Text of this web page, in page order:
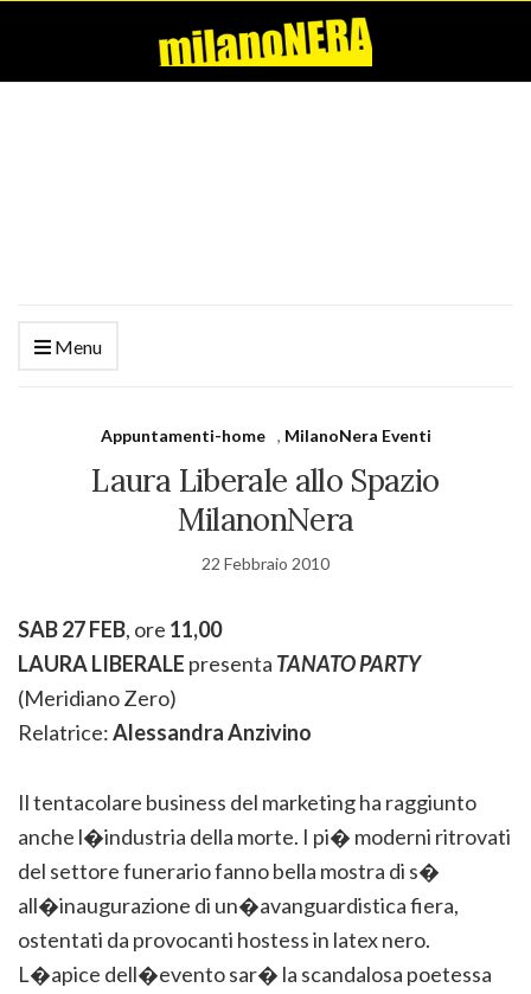
Menu
Appuntamenti-home , MilanoNera Eventi
Laura Liberale allo Spazio
MilanonNera
22 Febbraio 2010
SAB 27 FEB, ore 11,00
LAURA LIBERALE presenta TANATO PARTY
(Meridiano Zero)
Relatrice:Alessandra Anzivino
Il tentacolare business del marketing ha raggiunto
anche l�industria della morte. I pi� moderni ritrovati
del settore funerario fanno bella mostra di s�
all�inaugurazione di un�avanguardistica fiera,
ostentati da provocanti hostess in latex nero.
L�apice dell�evento sar� la scandalosa poetessa